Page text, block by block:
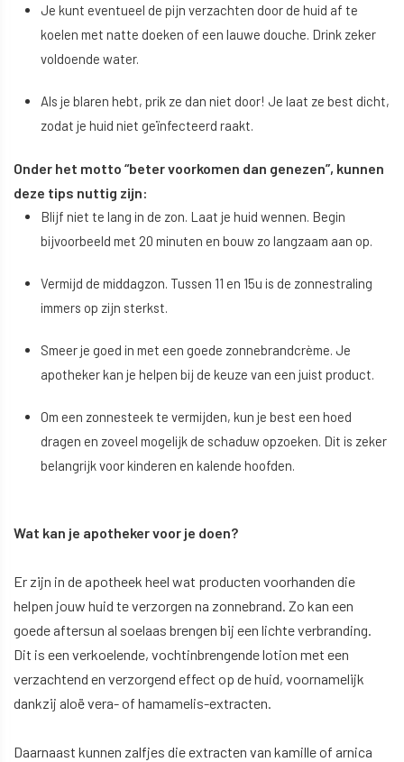
Je kunt eventueel de pijn verzachten door de huid af te
koelen met natte doeken of een lauwe douche. Drink zeker
voldoende water.
Als je blaren hebt, prik ze dan niet door! Je laat ze best dicht,
zodat je huid niet geïnfecteerd raakt.
Onder het motto “beter voorkomen dan genezen”, kunnen
deze tips nuttig zijn:
Blijf niet te lang in de zon. Laat je huid wennen. Begin
bijvoorbeeld met 20 minuten en bouw zo langzaam aan op.
Vermijd de middagzon. Tussen 11 en 15u is de zonnestraling
immers op zijn sterkst.
Smeer je goed in met een goede zonnebrandcrème. Je
apotheker kan je helpen bij de keuze van een juist product.
Om een zonnesteek te vermijden, kun je best een hoed
dragen en zoveel mogelijk de schaduw opzoeken. Dit is zeker
belangrijk voor kinderen en kalende hoofden.
Wat kan je apotheker voor je doen?
Er zijn in de apotheek heel wat producten voorhanden die
helpen jouw huid te verzorgen na zonnebrand. Zo kan een
goede aftersun al soelaas brengen bij een lichte verbranding.
Dit is een verkoelende, vochtinbrengende lotion met een
verzachtend en verzorgend effect op de huid, voornamelijk
dankzij aloë vera- of hamamelis-extracten.
Daarnaast kunnen zalfjes die extracten van kamille of arnica